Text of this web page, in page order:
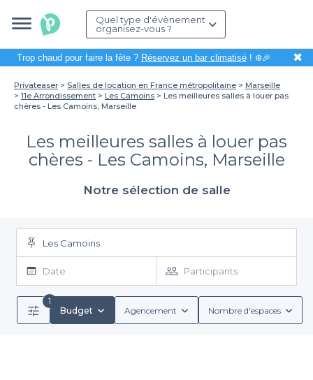
Quel type d'évènement
organisez-vous ?
Trop chaud pour faire la fête ? Réservez un bar climatisé! ❄️🎉 ✖
Privateaser Salles de location en France métropolitaine
Marseille
11e Arrondissement
Les Camoins
Les meilleures salles à louer pas
chères - Les Camoins, Marseille
Les meilleures salles à louer pas
chères - Les Camoins, Marseille
Notre sélection de salle
Les Camoins
Date Participants
1
Budget
Agencement Nombre d'espaces